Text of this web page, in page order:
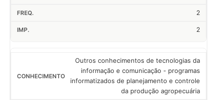
2
2
Outros conhecimentos de tecnologias da
informação e comunicação - programas
informatizados de planejamento e controle
da produção agropecuária